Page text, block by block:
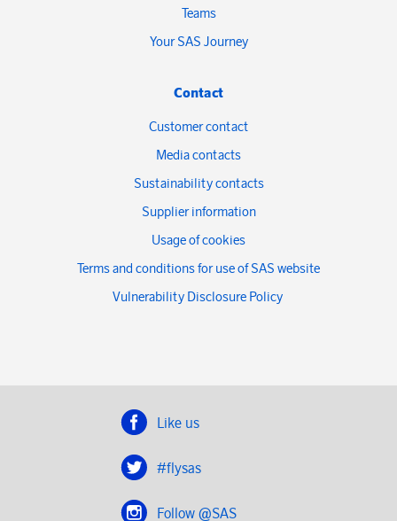
Teams
Your SAS Journey
Contact
Customer contact
Media contacts
Sustainability contacts
Supplier information
Usage of cookies
Terms and conditions for use of SAS website
Vulnerability Disclosure Policy
Like us
#flysas
Follow @SAS